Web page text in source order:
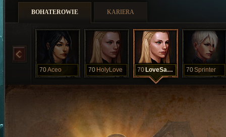
BOHATEROWIE KARIERA
70Aceo 70 HolyLove 70 LoveSader 70Sprinter